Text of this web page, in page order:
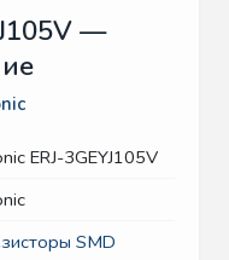
—
ERJ-3GEYJ105V
SMD